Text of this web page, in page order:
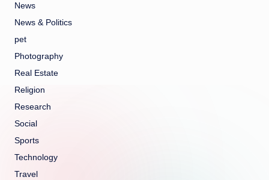
News
News & Politics
pet
Photography
Real Estate
Religion
Research
Social
Sports
Technology
Travel